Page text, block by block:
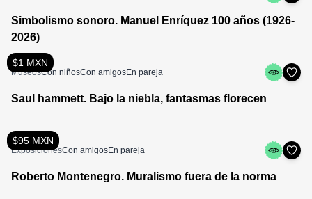
Simbolismo sonoro. Manuel Enríquez 100 años (1926-
2026)
$1 MXN
MuseosCon niñosCon amigosEn pareja
Saul hammett. Bajo la niebla, fantasmas florecen
$95 MXN
ExposicionesCon amigosEn pareja
Roberto Montenegro. Muralismo fuera de la norma